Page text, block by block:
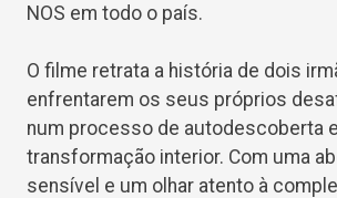
NOS em todo o país.
O filme retrata a história de dois
enfrentarem os seus próprios
num processo de autodescoberta e
transformação interior. Com uma
sensível e um olhar atento à